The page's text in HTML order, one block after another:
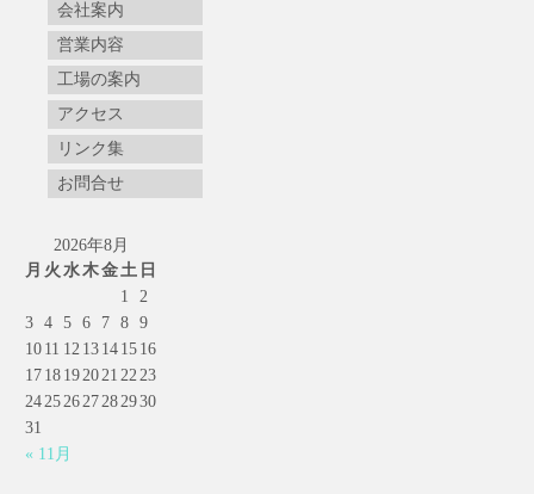
会社案内
営業内容
工場の案内
アクセス
リンク集
お問合せ
2026年8月
月 火 水木金土 日
« 11月
1
2
3 4 5 6 7 8 9
10 11 12 13 14 15 16
17 18 192021 2223
24252627282930
31